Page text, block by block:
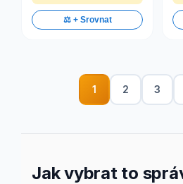
⚖️ + Srovnat
1 2 3
Jak vybrat to